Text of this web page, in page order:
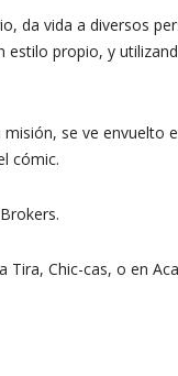
da vida a diversos
propio, y
se ve envuelto
cómic.
Chic-cas, o en